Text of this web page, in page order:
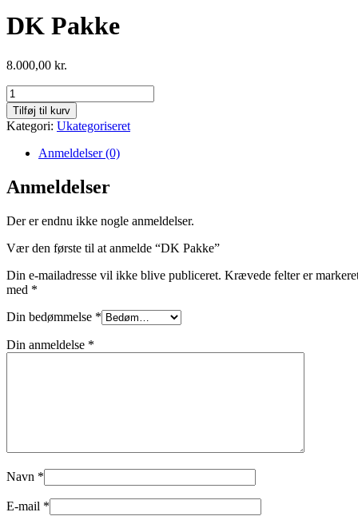
DK Pakke
8.000,00 kr.
DK
Pakke
antal
Tilføj til kurv
Kategori: Ukategoriseret
Anmeldelser (0)
Anmeldelser
Der er endnu ikke nogle anmeldelser.
Vær den første til at anmelde “DK Pakke”
Din e-mailadresse vil ikke blive publiceret. Krævede felter er
med *
Din bedømmelse *
Din anmeldelse *
Navn *
E-mail *